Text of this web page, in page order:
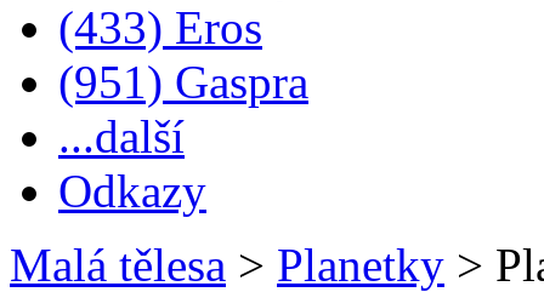
(433) Eros
(951) Gaspra
...další
Odkazy
Malá tělesa > Planetky >